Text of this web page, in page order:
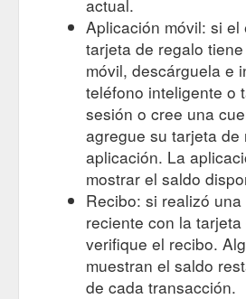
actual.
Aplicación móvil: si el
tarjeta de regalo
móvil, descárguela e
teléfono inteligente o
sesión o cree una
agregue su tarjeta de
aplicación. La
mostrar el saldo
Recibo: si realizó una
reciente con la
verifique el recibo.
muestran el saldo
de cada transacción.